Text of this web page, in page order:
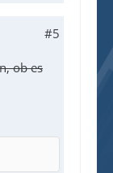
#5
ob es